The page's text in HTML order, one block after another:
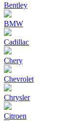
Bentley
BMW
Cadillac
Chery
Chevrolet
Chrysler
Citroen